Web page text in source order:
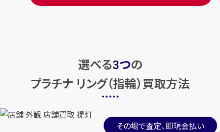
選べる3つの
プラチナ リング（指輪）買取方法
その場で査定、即現金払い